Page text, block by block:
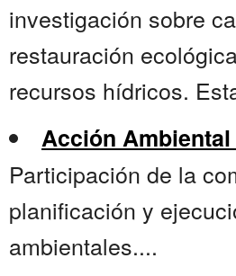
investigación sobre
restauración
recursos hídricos.
Acción
Participación de la
planificación y
ambientales....